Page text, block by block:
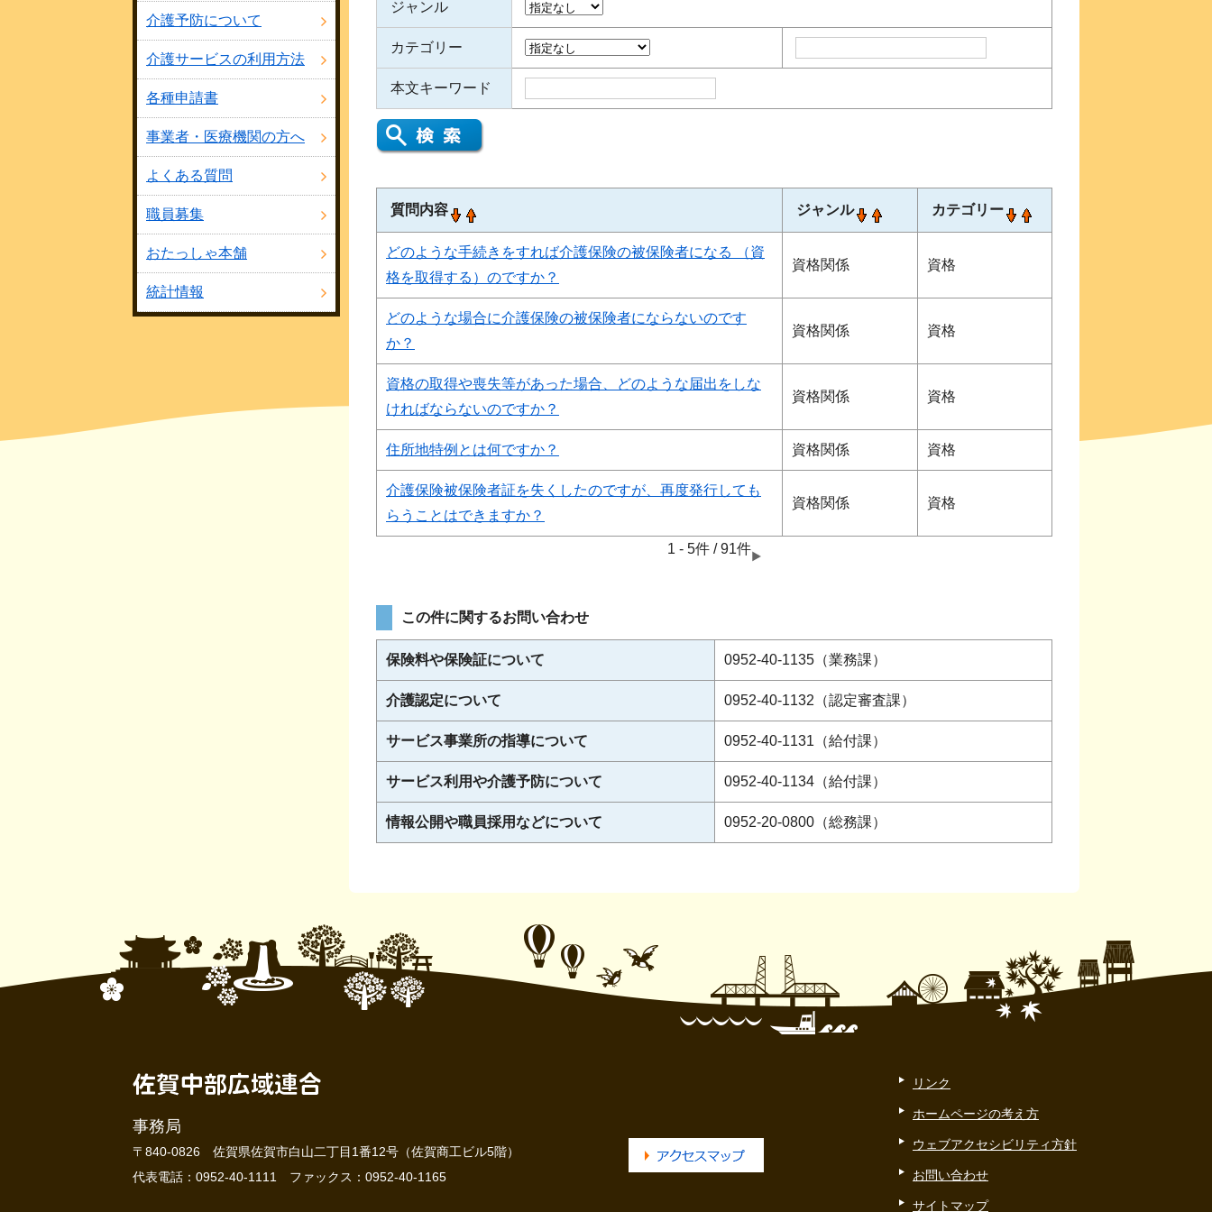
介護予防について
介護サービスの利用方法
各種申請書
事業者・医療機関の方へ
よくある質問
職員募集
おたっしゃ本舗
統計情報
ジャンル
カテゴリー
本文キーワード
質問内容 ジャンル カテゴリー
どのような手続きをすれば介護保険の被保険者になる （資
格を取得する）のですか？
資格関係 資格
どのような場合に介護保険の被保険者にならないのです
か？
資格関係 資格
資格の取得や喪失等があった場合、どのような届出をしな
ければならないのですか？
資格関係 資格
住所地特例とは何ですか？ 資格関係 資格
介護保険被保険者証を失くしたのですが、再度発行しても
らうことはできますか？
資格関係 資格
1 - 5件 / 91件
この件に関するお問い合わせ
保険料や保険証について 0952-40-1135（業務課）
介護認定について 0952-40-1132（認定審査課）
サービス事業所の指導について 0952-40-1131（給付課）
サービス利用や介護予防について 0952-40-1134（給付課）
情報公開や職員採用などについて 0952-20-0800（総務課）
事務局
〒840-0826 佐賀県佐賀市白山二丁目1番12号（佐賀商工ビル5階）
代表電話：0952-40-1111 ファックス：0952-40-1165
リンク
ホームページの考え方
ウェブアクセシビリティ方針
お問い合わせ
サイトマップ